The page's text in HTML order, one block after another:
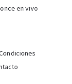
en vivo